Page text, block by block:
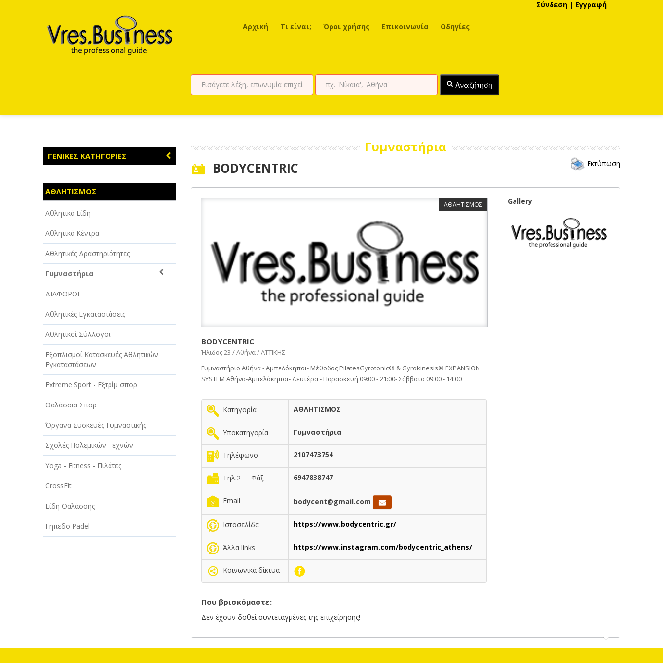
Αρχική Τι είναι; Όροι χρήσης Επικοινωνία Οδηγίες
Σύνδεση | Εγγραφή
Αναζήτηση
ΓΕΝΙΚΕΣ ΚΑΤΗΓΟΡΙΕΣ
ΑΓΡΟΤΙΚΑ - ΚΤΗΝΟΤΡΟΦΙΚΑ
ΑΘΛΗΤΙΣΜΟΣ
ΑΥΤΟΚΙΝΗΤΑ - ΜΗΧΑΝΕΣ - ΣΚΑΦΗ
ΔΙΑΣΚΕΔΑΣΗ - ΨΥΧΑΓΩΓΙΑ - ΤΕΧΝΕΣ
ΔΙΑΦΗΜΙΣΗ - ΜΜΕ
ΕΚΚΛΗΣΙΕΣ - ΦΙΛΑΝΘΡΩΠΙΚΑ
ΣΩΜΑΤΕΙΑ
ΕΚΠΑΙΔΕΥΣΗ - ΣΧΟΛΕΣ
ΕΜΠΟΡΙΟ - ΕΜΠΟΡΙΚΑ ΚΑΤΑΣΤΗΜΑΤΑ
ΕΡΓΟΣΤΑΣΙΑ - ΒΙΟΜΗΧΑΝΙΕΣ
ΞΕΝΟΔΟΧΕΙΑ - ΤΟΥΡΙΣΜΟΣ
ΟΜΟΡΦΙΑ
ΠΑΡΟΧΗ ΥΠΗΡΕΣΙΩΝ
ΤΕΧΝΙΚΑ - ΚΑΤΑΣΚΕΥΑΣΤΙΚΑ
ΤΕΧΝΟΛΟΓΙΑ
ΥΓΕΙΑ - ΙΑΤΡΟΙ
ΦΑΓΗΤΟ
ΑΘΛΗΤΙΣΜΟΣ
Αθλητικά Είδη
Αθλητικά Κέντρα
Αθλητικές Δραστηριότητες
Γυμναστήρια
ΔΙΑΦΟΡΟΙ
Αθλητικές Εγκαταστάσεις
Αθλητικοί Σύλλογοι
Εξοπλισμοί Κατασκευές Αθλητικών
Εγκαταστάσεων
Extreme Sport - Εξτρίμ σπορ
Θαλάσσια Σπορ
Όργανα Συσκευές Γυμναστικής
Σχολές Πολεμικών Τεχνών
Yoga - Fitness - Πιλάτες
CrossFit
Είδη Θαλάσσης
Γηπεδο Padel
Γυμναστήρια
BODYCENTRIC Εκτύπωση
ΑΘΛΗΤΙΣΜΟΣ
BODYCENTRIC
Ήλιδος 23 / Αθήνα / ΑΤΤΙΚΗΣ
Γυμναστήριο Αθήνα - Αμπελόκηποι- Μέθοδος PilatesGyrotonic® & Gyrokinesis® EXPANSION
SYSTEM Αθήνα-Αμπελόκηποι- Δευτέρα - Παρασκευή 09:00 - 21:00- Σάββατο 09:00 - 14:00
Κατηγορία ΑΘΛΗΤΙΣΜΟΣ
Υποκατηγορία Γυμναστήρια
Τηλέφωνο 2107473754
Τηλ.2 - Φάξ 6947838747
Email bodycent@gmail.com
Ιστοσελίδα https://www.bodycentric.gr/
Άλλα links https://www.instagram.com/bodycentric_athens/
Κοινωνικά δίκτυα
Που βρισκόμαστε:
Δεν έχουν δοθεί συντεταγμένες της επιχείρησης!
Gallery